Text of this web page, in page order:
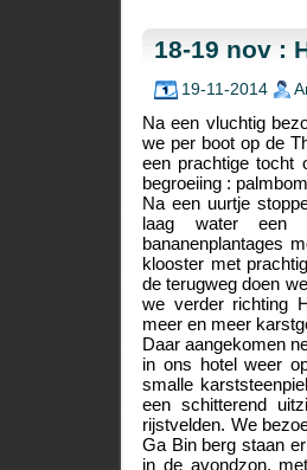
18-19 nov :
19-11-2014
Na een vluchtig
we per boot op de
een prachtige tocht
begroeiing :
Na een uurtje
laag water een
bananenplantages
klooster met
de terugweg doen
we verder richting
meer en meer
Daar aangekomen
in ons hotel weer
smalle
een schitterend
rijstvelden. We
Ga Bin berg staan
in de avondzon,